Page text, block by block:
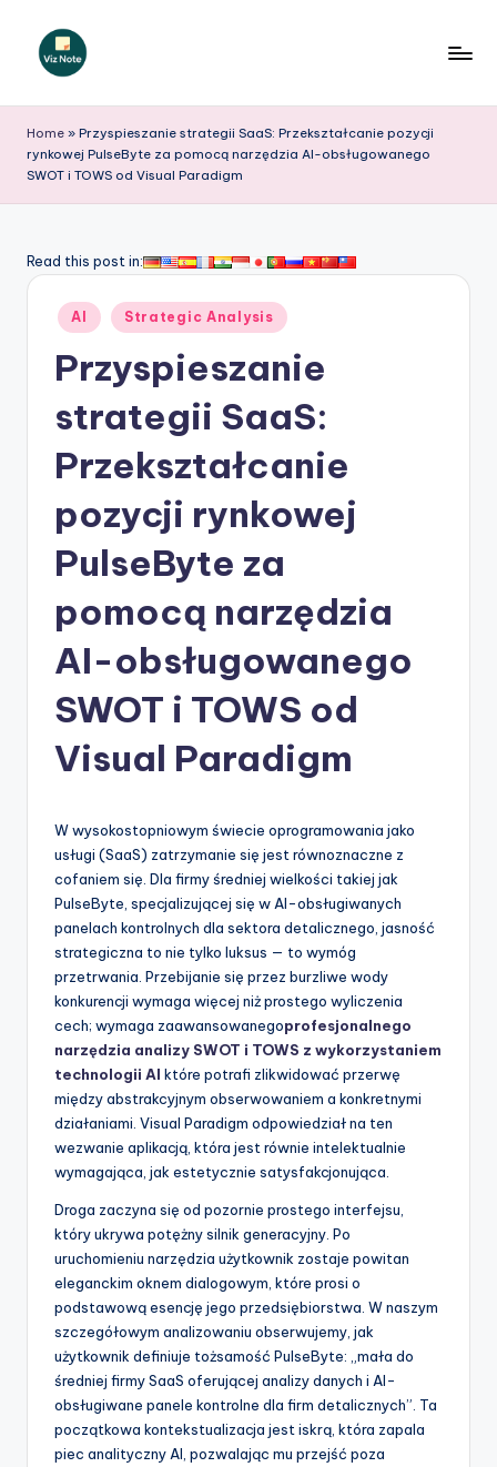
iz
N
o
e
A
si
&
S
o
w
d
Home » Przyspieszanie strategii SaaS: Przekształcanie pozycji
rynkowej PulseByte za pomocą narzędzia AI-obsługowanego
SWOT i TOWS od Visual Paradigm
Read this post in:
Posted
in
AI Strategic Analysis
Przyspieszanie
strategii SaaS:
Przekształcanie
pozycji rynkowej
PulseByte za
pomocą narzędzia
AI-obsługowanego
SWOT i TOWS od
Visual Paradigm
W wysokostopniowym świecie oprogramowania jako
usługi (SaaS) zatrzymanie się jest równoznaczne z
cofaniem się. Dla firmy średniej wielkości takiej jak
PulseByte, specjalizującej się w AI-obsługiwanych
panelach kontrolnych dla sektora detalicznego, jasność
strategiczna to nie tylko luksus — to wymóg
przetrwania. Przebijanie się przez burzliwe wody
konkurencji wymaga więcej niż prostego wyliczenia
cech; wymaga zaawansowanegoprofesjonalnego
narzędzia analizy SWOT i TOWS z wykorzystaniem
technologii AI które potrafi zlikwidować przerwę
między abstrakcyjnym obserwowaniem a konkretnymi
działaniami. Visual Paradigm odpowiedział na ten
wezwanie aplikacją, która jest równie intelektualnie
wymagająca, jak estetycznie satysfakcjonująca.
Droga zaczyna się od pozornie prostego interfejsu,
który ukrywa potężny silnik generacyjny. Po
uruchomieniu narzędzia użytkownik zostaje powitan
eleganckim oknem dialogowym, które prosi o
podstawową esencję jego przedsiębiorstwa. W naszym
szczegółowym analizowaniu obserwujemy, jak
użytkownik definiuje tożsamość PulseByte: „mała do
średniej firmy SaaS oferującej analizy danych i AI-
obsługiwane panele kontrolne dla firm detalicznych”. Ta
początkowa kontekstualizacja jest iskrą, która zapala
piec analityczny AI, pozwalając mu przejść poza